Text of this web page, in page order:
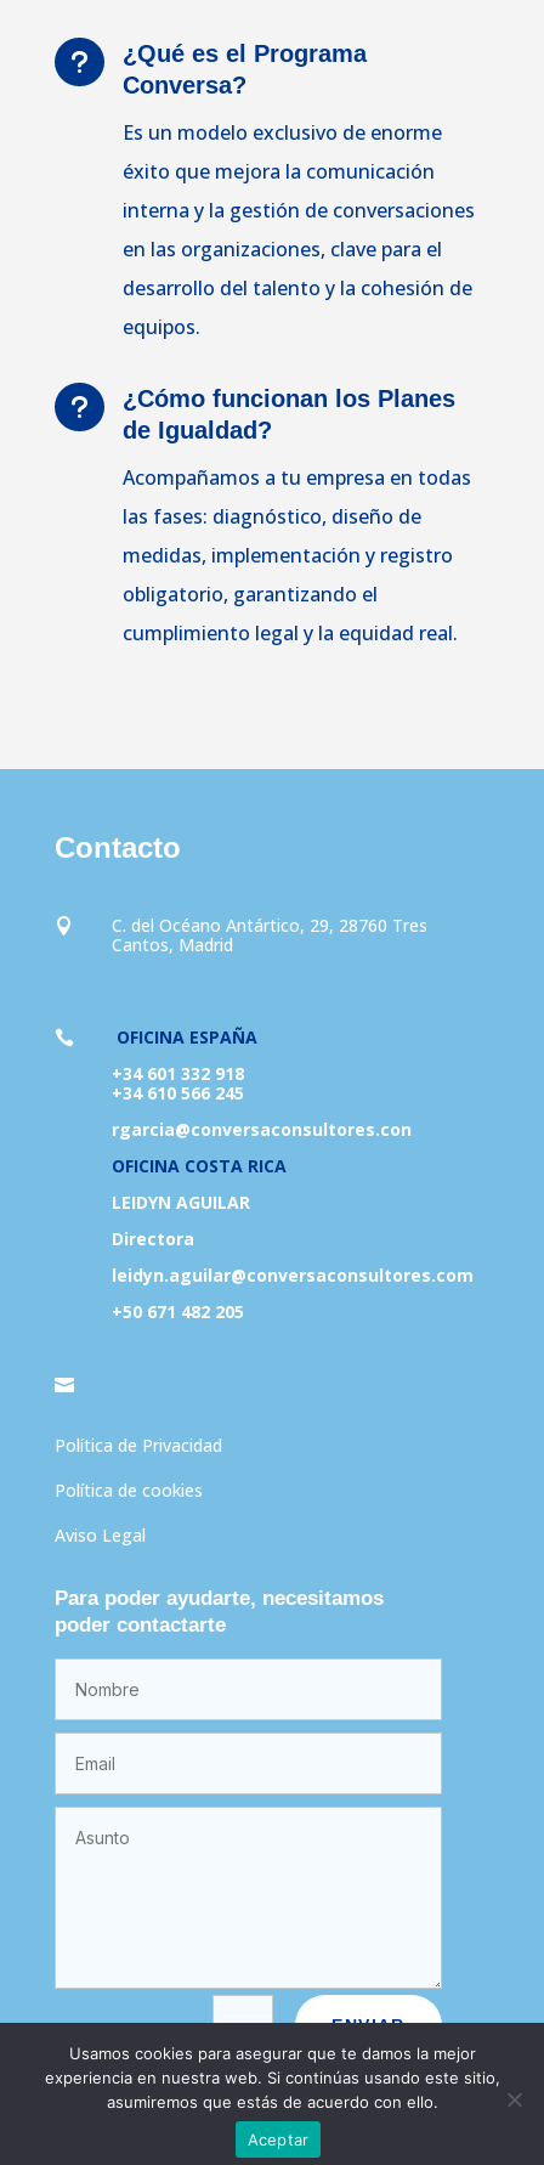
u
¿Qué es el Programa
Conversa?
Es un modelo exclusivo de enorme
éxito que mejora la comunicación
interna y la gestión de conversaciones
en las organizaciones, clave para el
desarrollo del talento y la cohesión de
equipos.
u
¿Cómo funcionan los Planes
de Igualdad?
Acompañamos a tu empresa en todas
las fases: diagnóstico, diseño de
medidas, implementación y registro
obligatorio, garantizando el
cumplimiento legal y la equidad real.
Contacto

C. del Océano Antártico, 29, 28760 Tres
Cantos, Madrid

OFICINA ESPAÑA
+34 601 332 918
+34 610 566 245
rgarcia@conversaconsultores.con
OFICINA COSTA RICA
LEIDYN AGUILAR
Directora
leidyn.aguilar@conversaconsultores.com
+50 671 482 205

Política de Privacidad
Política de cookies
Aviso Legal
Para poder ayudarte, necesitamos
poder contactarte
2 + 4=
ENVIAR
Usamos cookies para asegurar que te damos la mejor
experiencia en nuestra web. Si continúas usando este sitio,
asumiremos que estás de acuerdo con ello.
Aceptar